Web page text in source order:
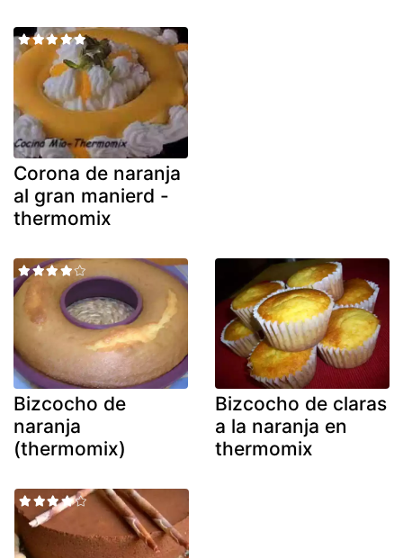
Corona de naranja
al gran manierd -
thermomix
Bizcocho de
naranja
(thermomix)
Bizcocho de claras
a la naranja en
thermomix